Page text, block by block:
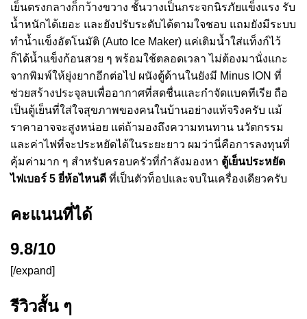
เย็นตรงกลางก็กว้างขวาง ชั้นวางเป็นกระจกนิรภัยแข็งแรง รับ
น้ำหนักได้เยอะ และยังปรับระดับได้ตามใจชอบ แถมยังมีระบบ
ทำน้ำแข็งอัตโนมัติ (Auto Ice Maker) แค่เติมน้ำใส่แท็งก์ไว้
ก็ได้น้ำแข็งก้อนสวย ๆ พร้อมใช้ตลอดเวลา ไม่ต้องมานั่งแกะ
จากพิมพ์ให้ยุ่งยากอีกต่อไป ผนังตู้ด้านในยังมี Minus ION ที่
ช่วยสร้างประจุลบเพื่ออากาศที่สดชื่นและกำจัดแบคทีเรีย ถือ
เป็นตู้เย็นที่ใส่ใจสุขภาพของคนในบ้านอย่างแท้จริงครับ แม้
ราคาอาจจะสูงหน่อย แต่ถ้ามองถึงความทนทาน นวัตกรรม
และค่าไฟที่จะประหยัดได้ในระยะยาว ผมว่านี่คือการลงทุนที่
คุ้มค่ามาก ๆ สำหรับครอบครัวที่กำลังมองหา ตู้เย็นประหยัด
ไฟเบอร์ 5 ยี่ห้อไหนดี ที่เป็นตัวท็อปและจบในเครื่องเดียวครับ
คะแนนที่ได้
9.8/10
[/expand]
รีวิวสั้น ๆ